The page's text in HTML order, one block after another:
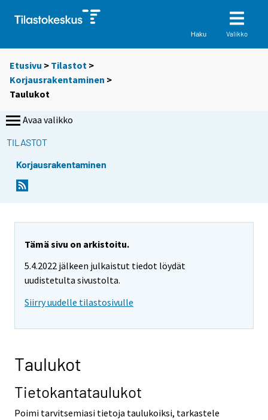
Haku Valikko
Etusivu > Tilastot >
Korjausrakentaminen >
Taulukot
Avaa valikko
TILASTOT
Korjausrakentaminen
Tämä sivu on arkistoitu.
5.4.2022 jälkeen julkaistut tiedot löydät
uudistetulta sivustolta.
Siirry uudelle tilastosivulle
Taulukot
Tietokantataulukot
Poimi tarvitsemiasi tietoja taulukoiksi, tarkastele